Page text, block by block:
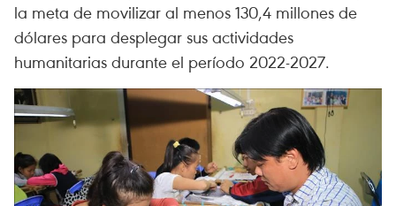
la meta de movilizar al menos 130,4 millones de
dólares para desplegar sus actividades
humanitarias durante el período 2022-2027.